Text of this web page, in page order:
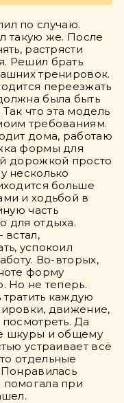
по случаю.
такую же. После
растрясти
Решил брать
тренировок.
переезжать
была быть
что эта модель
требованиям.
дома, работаю
формы для
дорожкой просто
несколько
больше
и ходьбой в
часть
для отдыха.
встал,
успокоил
Во-вторых,
форму
Но не теперь.
каждую
движение,
Да
шкуры и общему
устраивает всё
отдельные
при